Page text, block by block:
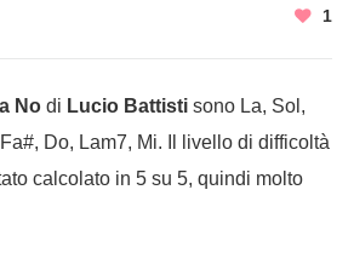
1
Nodi Lucio Battistisono La, Sol,
Do, Lam7, Mi. Il livello di difficoltà
calcolato in 5 su 5, quindi molto